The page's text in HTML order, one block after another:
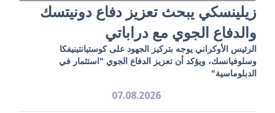
زيلينسكي يبحث تعزيز دفاع دونيتسك
والدفاع الجوي مع دراباتي
الرئيس الأوكراني يوجه بتركيز الجهود على كوستيانتينيفكا
وسلوفيانسك، ويؤكد أن تعزيز الدفاع الجوي "استثمار في
الدبلوماسية"
07.08.2026